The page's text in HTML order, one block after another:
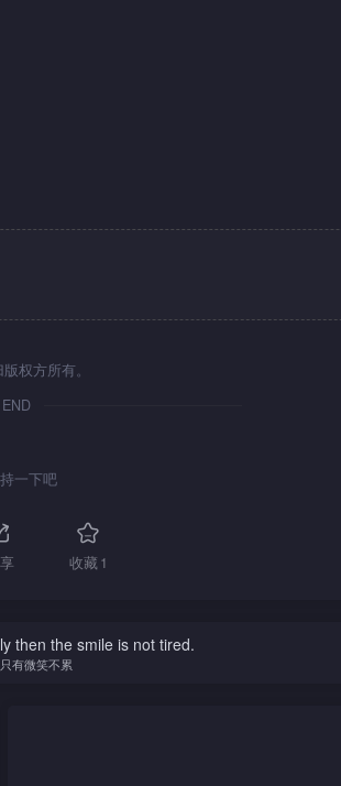
权方所有。
一下吧
收藏1
then the smile is not tired.
有微笑不累